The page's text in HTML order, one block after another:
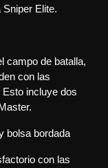
Elite.
campo de batalla,
con las
incluye dos
bolsa bordada
con las